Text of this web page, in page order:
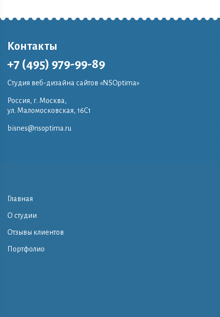
Контакты
+7 (495) 979-99-89
Студия веб-дизайна сайтов «NSOptima»
Россия, г. Москва,
ул. Маломосковская, 16C1
bisnes@nsoptima.ru
Главная
О студии
Отзывы клиентов
Портфолио